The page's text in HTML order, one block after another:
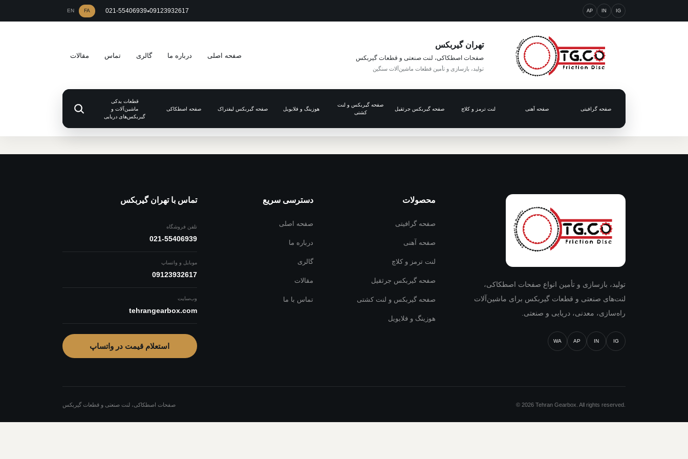
IG
IN
AP
021-55406939•09123932617
FA
EN
تهران گیربکس
صفحات اصطکاکی، لنت صنعتی و قطعات گیربکس
تولید، بازسازی و تأمین قطعات ماشین‌آلات سنگین
صفحه اصلی درباره ما گالری تماس مقالات
صفحه گرافیتی صفحه آهنی لنت ترمز و کلاچ صفحه گیربکس جرثقیل
صفحه گیربکس و لنت
کشتی
هوزینگ و فلایویل صفحه گیربکس لیفتراک صفحه اصطکاکی
قطعات یدکی
ماشین‌آلات و
گیربکس‌های دریایی
تولید، بازسازی و تأمین انواع صفحات اصطکاکی،
لنت‌های صنعتی و قطعات گیربکس برای ماشین‌آلات
راه‌سازی، معدنی، دریایی و صنعتی.
IG
IN
AP
WA
محصولات
صفحه گرافیتی
صفحه آهنی
لنت ترمز و کلاچ
صفحه گیربکس جرثقیل
صفحه گیربکس و لنت کشتی
هوزینگ و فلایویل
دسترسی سریع
صفحه اصلی
درباره ما
گالری
مقالات
تماس با ما
تماس با تهران گیربکس
تلفن فروشگاه
021-55406939
موبایل و واتساپ
09123932617
وب‌سایت
tehrangearbox.com
استعلام قیمت در واتساپ
© 2026 Tehran Gearbox. All rights reserved. صفحات اصطکاکی، لنت صنعتی و قطعات گیربکس